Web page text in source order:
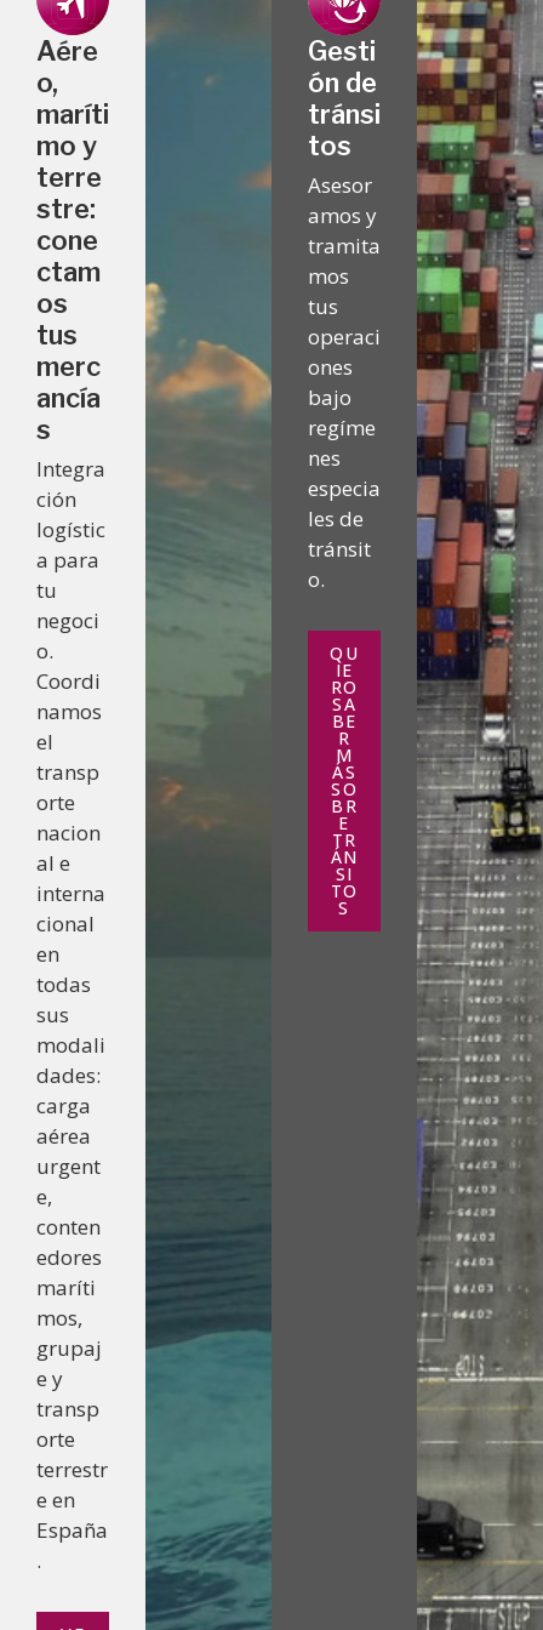
Aére
o,
maríti
mo y
terre
stre:
cone
ctam
os
tus
merc
ancía
s
Integra
ción
logístic
a para
tu
negoci
o.
Coordi
namos
el
transp
orte
nacion
al e
interna
cional
en
todas
sus
modali
dades:
carga
aérea
urgent
e,
conten
edores
maríti
mos,
grupaj
e y
transp
orte
terrestr
e en
España
.
Gesti
ón de
tránsi
tos
Asesor
amos y
tramita
mos
tus
operaci
ones
bajo
regíme
nes
especia
les de
tránsit
o.
QU
IE
RO
SA
BE
R
M
ÁS
SO
BR
E
TR
ÁN
SI
TO
S